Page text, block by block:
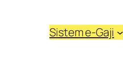
Sistem e-Gaji